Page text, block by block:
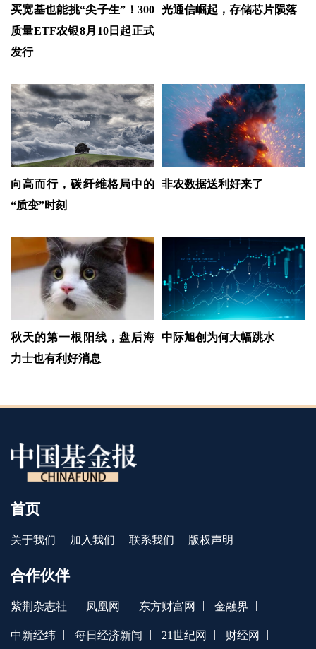
买宽基也能挑“尖子生”！300
质量ETF农银8月10日起正式
发行
光通信崛起，存储芯片陨落
向高而行，碳纤维格局中的
“质变”时刻
非农数据送利好来了
秋天的第一根阳线，盘后海
力士也有利好消息
中际旭创为何大幅跳水
首页
关于我们 加入我们 联系我们 版权声明
合作伙伴
紫荆杂志社 | 凤凰网 | 东方财富网 | 金融界 |
中新经纬 | 每日经济新闻 | 21世纪网 | 财经网 |